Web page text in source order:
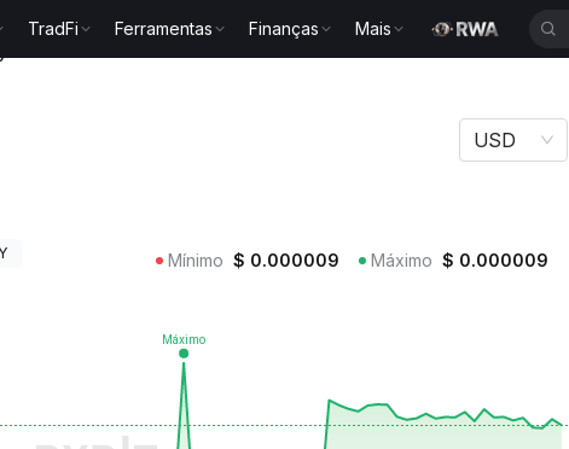
TradFi Ferramentas Finanças Mais
USD
Mínimo $ 0.000009 Máximo $ 0.000009